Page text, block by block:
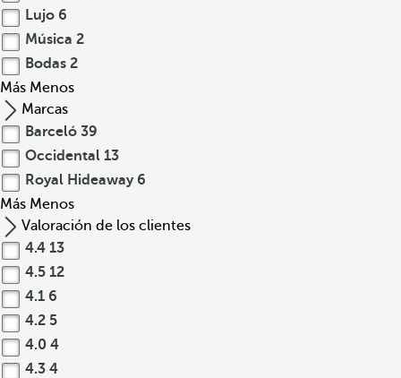
Lujo 6
Música 2
Bodas 2
Más Menos
Marcas
Barceló 39
Occidental 13
Royal Hideaway 6
Más Menos
Valoración de los clientes
4.4 13
4.5 12
4.1 6
4.2 5
4.0 4
4.3 4